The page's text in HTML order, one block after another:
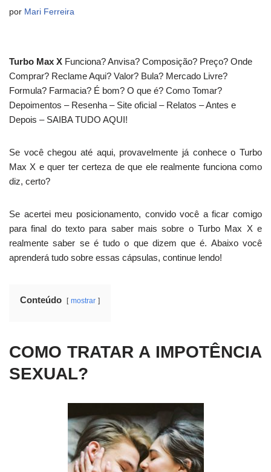
por Mari Ferreira
Turbo Max X Funciona? Anvisa? Composição? Preço? Onde
Comprar? Reclame Aqui? Valor? Bula? Mercado Livre?
Formula? Farmacia? É bom? O que é? Como Tomar?
Depoimentos – Resenha – Site oficial – Relatos – Antes e
Depois – SAIBA TUDO AQUI!
Se você chegou até aqui, provavelmente já conhece o Turbo
Max X e quer ter certeza de que ele realmente funciona como
diz, certo?
Se acertei meu posicionamento, convido você a ficar comigo
para final do texto para saber mais sobre o Turbo Max X e
realmente saber se é tudo o que dizem que é. Abaixo você
aprenderá tudo sobre essas cápsulas, continue lendo!
Conteúdo mostrar
COMO TRATAR A IMPOTÊNCIA
SEXUAL?